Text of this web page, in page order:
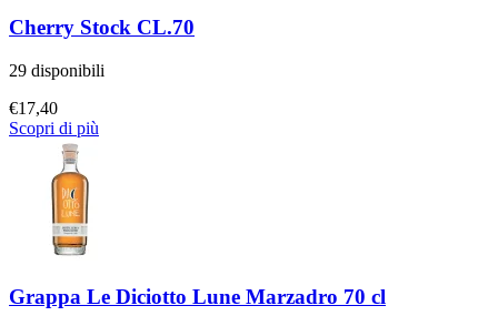
Cherry Stock CL.70
29 disponibili
€17,40
Scopri di più
Grappa Le Diciotto Lune Marzadro 70 cl